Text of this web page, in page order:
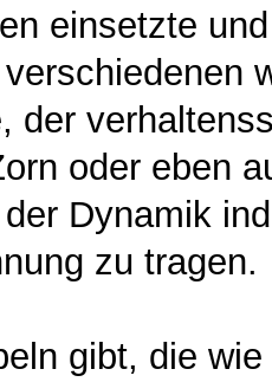
einsetzte
der
oder eben
Dynamik
zu tragen.
gibt, die